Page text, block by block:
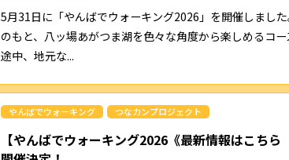
5月31日に「やんばでウォーキング2026」を開催しまし
のもと、八ッ場あがつま湖を色々な角度から楽しめるコ
途中、地元な...
やんばでウォーキング つなカンプロジェクト
【やんばでウォーキング2026《最新情報はこち